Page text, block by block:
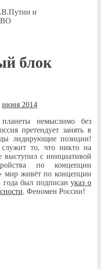
и
блок
июня 2014
немыслимо без
претендует занять в
лидирующие позиции!
служит то, что никто на
выступил с инициативой
по концепции
мир живёт по концепции
года был подписануказ о
. Феномен России!